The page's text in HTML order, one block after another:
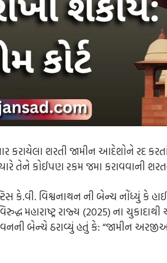
પસાર કરાયેલા શરતી જામીન આદેશોને રદ
તેને કોઈપણ રકમ જમા કરાવવાની
કે.વી. વિશ્વનાથન ની બેન્ચ નોંધ્યું કે
વિરુદ્ધ મહારાષ્ટ્ર રાજ્ય (2025) ના
બેન્ચે ઠરાવ્યું હતું કે: “જામીન